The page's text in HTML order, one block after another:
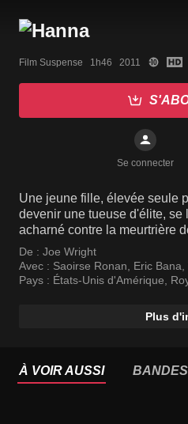
Film Suspense   1h46   2011
Se connecter
Une jeune fille, élevée seule
devenir une tueuse d'élite, se
acharné contre la meurtrière
De : Joe Wright
Avec : Saoirse Ronan, Eric Bana,
Pays : États-Unis d'Amérique,
Plus
À VOIR AUSSI